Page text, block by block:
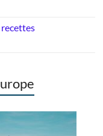
recettes